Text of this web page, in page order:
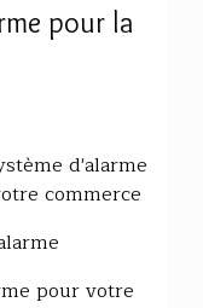
pour la
d'alarme
commerce
pour votre